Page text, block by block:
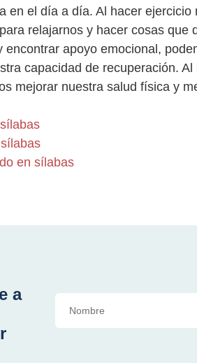
en el día a día. Al hacer
relajarnos y hacer cosas que
encontrar apoyo emocional,
capacidad de recuperación.
mejorar nuestra salud física y
en sílabas
a